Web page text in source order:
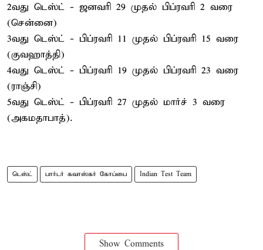
2வது டெஸ்ட் - ஜனவரி 29 முதல் பிப்ரவரி 2 வரை
(சென்னை)
3வது டெஸ்ட் - பிப்ரவரி 11 முதல் பிப்ரவரி 15 வரை
(குவஹாத்தி)
4வது டெஸ்ட் - பிப்ரவரி 19 முதல் பிப்ரவரி 23 வரை
(ராஞ்சி)
5வது டெஸ்ட் - பிப்ரவரி 27 முதல் மார்ச் 3 வரை
(அகமதாபாத்).
டெஸ்ட் பார்டர் கவாஸ்கர் கோப்பை Indian Test Team
Show Comments